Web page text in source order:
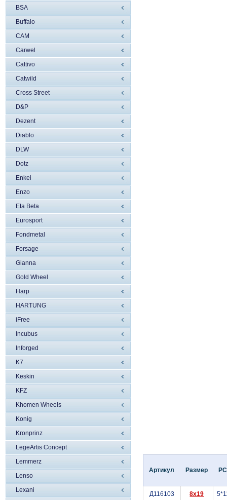
BSA
Buffalo
CAM
Carwel
Cattivo
Catwild
Cross Street
D&P
Dezent
Diablo
DLW
Dotz
Enkei
Enzo
Eta Beta
Eurosport
Fondmetal
Forsage
Gianna
Gold Wheel
Harp
HARTUNG
iFree
Incubus
Inforged
K7
Keskin
KFZ
Khomen Wheels
Konig
Kronprinz
LegeArtis Concept
Lemmerz
Lenso
Lexani
Артикул Размер
Д116103 8x19